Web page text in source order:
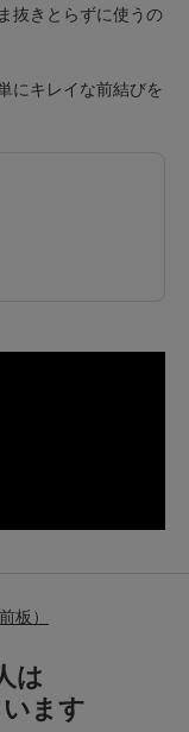
抜きとらずに使うの
にキレイな前結びを
板）
は
ます